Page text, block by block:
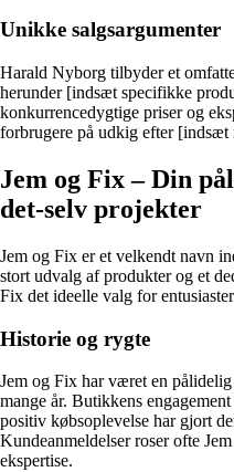
Unikke salgsargumenter
Harald Nyborg tilbyder et
herunder [indsæt specifikke
konkurrencedygtige priser og
forbrugere på udkig efter [indsæt
Jem og Fix – Din
det-selv projekter
Jem og Fix er et velkendt navn
stort udvalg af produkter og et
Fix det ideelle valg for
Historie og rygte
Jem og Fix har været en
mange år. Butikkens
positiv købsoplevelse har gjort
Kundeanmeldelser roser ofte
ekspertise.